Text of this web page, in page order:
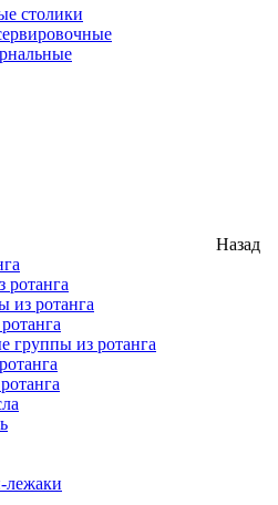
столики
Назад
ротанга
из ротанга
группы из ротанга
лежаки